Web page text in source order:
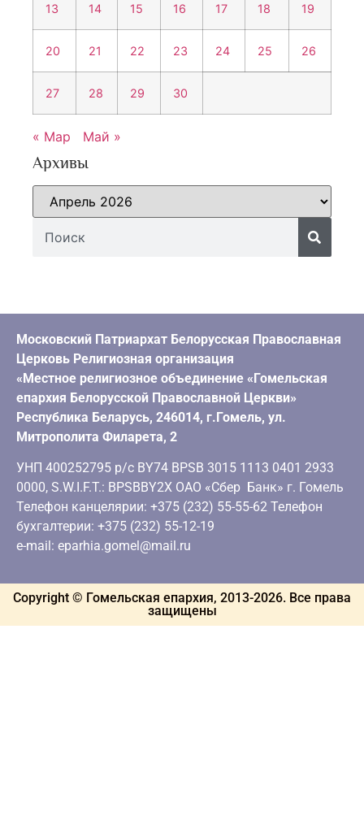
13 14 15 16 17 18 19
20 21 22 23 24 25 26
27 28 29 30
« Мар Май »
Архивы
Московский Патриархат Белорусская Православная
Церковь Религиозная организация
«Местное религиозное объединение «Гомельская
епархия Белорусской Православной Церкви»
Республика Беларусь, 246014, г.Гомель, ул.
Митрополита Филарета, 2
УНП 400252795 р/с BY74 BPSB 3015 1113 0401 2933
0000, S.W.I.F.T.: BPSBBY2X ОАО «Сбер Банк» г. Гомель
Телефон канцелярии: +375 (232) 55-55-62 Телефон
бухгалтерии: +375 (232) 55-12-19
e-mail: eparhia.gomel@mail.ru
Copyright © Гомельская епархия, 2013-2026. Все права
защищены